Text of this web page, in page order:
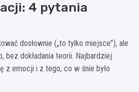
4 pytania
dosłownie („to tylko miejsce”), ale
bez dokładania teorii. Najbardziej
z emocji i z tego, co w śnie było